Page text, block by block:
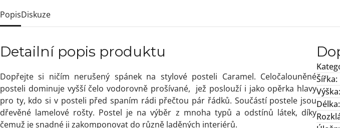
PopisDiskuze
Detailní popis produktu
Dopřejte si ničím nerušený spánek na stylové posteli Caramel. Celočalouněné
posteli dominuje vyšší čelo vodorovně prošívané, jež poslouží i jako opěrka hlavy
pro ty, kdo si v posteli před spaním rádi přečtou pár řádků. Součástí postele jsou
dřevěné lamelové rošty. Postel je na výběr z mnoha typů a odstínů látek, díky
čemuž je snadné ji zakomponovat do různě laděných interiérů.
Šířka:
Výška:
Délka: